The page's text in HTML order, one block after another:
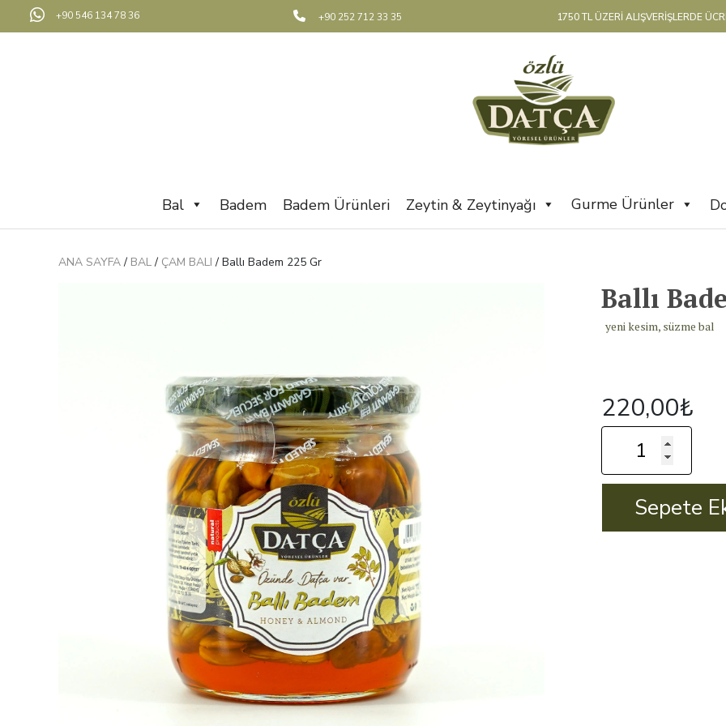
+90 546 134 78 36 +90 252 712 33 35 1750 TL ÜZERİ ALIŞVERİŞLERDE
Bal Badem Badem Ürünleri Zeytin & Zeytinyağı Gurme Ürünler
ANA SAYFA/ BAL/ ÇAM BALI / Ballı Badem 225 Gr
Ballı
yeni kesim, süzme bal
220,00₺
Ballı
225
Gr
Sepete